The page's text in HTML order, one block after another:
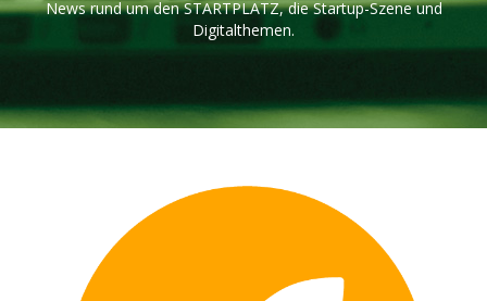
News rund um den STARTPLATZ, die Startup-Szene und
Digitalthemen.